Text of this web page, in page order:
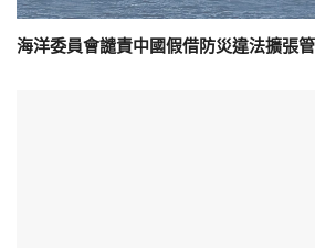
海洋委員會譴責中國假借防災違法擴張